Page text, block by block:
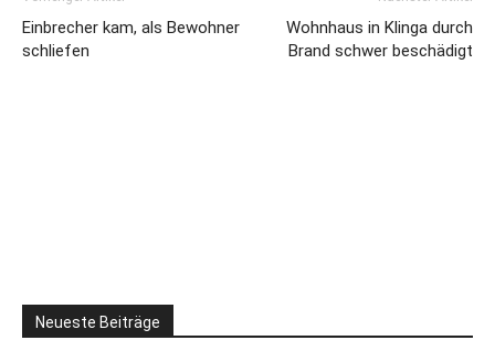
Einbrecher kam, als Bewohner
schliefen
Wohnhaus in Klinga durch
Brand schwer beschädigt
Neueste Beiträge